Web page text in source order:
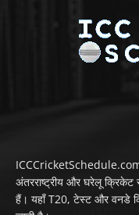
अंतरराष्ट्रीय और घरेलू
हैं। यहाँ T20, टेस्ट और वनडे